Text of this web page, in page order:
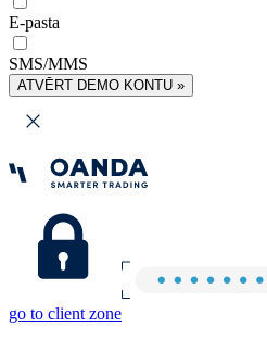
E-pasta
SMS/MMS
ATVĒRT DEMO KONTU »
go to client zone